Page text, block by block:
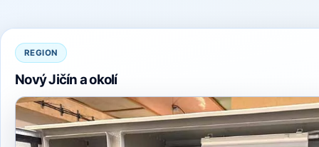
REGION
Nový Jičín a okolí